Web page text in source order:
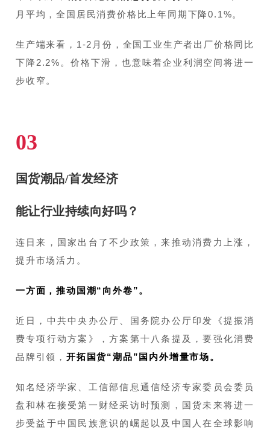
月平均，全国居民消费价格比上年同期下降0.1%。
生产端来看，1-2月份，全国工业生产者出厂价格同比
下降2.2%。价格下滑，也意味着企业利润空间将进一
步收窄。
03
国货潮品/首发经济
能让行业持续向好吗？
连日来，国家出台了不少政策，来推动消费力上涨，
提升市场活力。
一方面，推动国潮“向外卷”。
近日，中共中央办公厅、国务院办公厅印发《提振消
费专项行动方案》，方案第十八条提及，要强化消费
品牌引领， 开拓国货“潮品”国内外增量市场。
知名经济学家、工信部信息通信经济专家委员会委员
盘和林在接受第一财经采访时预测，国货未来将进一
步受益于中国民族意识的崛起以及中国人在全球影响